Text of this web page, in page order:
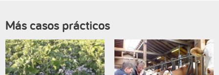
Más casos prácticos